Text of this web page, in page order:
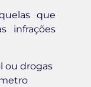
que
infrações
ou drogas